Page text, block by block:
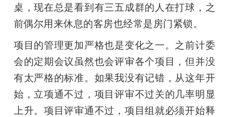
桌，现在总是看到有三五成群的人在打球，之
前偶尔用来休息的客房也经常是房门紧锁。
项目的管理更加严格也是变化之一。之前计委
会的定期会议虽然也会评审各个项目，但并没
有太严格的标准。如果我没有记错，从这年开
始，立项通不过，项目评审不过关的几率明显
上升。项目评审通不过，项目组就必须开始释